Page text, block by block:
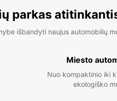
parkas
išbandyti naujus automobilių
Miesto
Nuo kompaktinio iki
ekologiško